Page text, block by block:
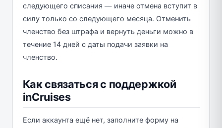
следующего списания — иначе отмена вступит в
силу только со следующего месяца. Отменить
членство без штрафа и вернуть деньги можно в
течение 14 дней с даты подачи заявки на
членство.
Как связаться с поддержкой
inCruises
Если аккаунта ещё нет, заполните форму на